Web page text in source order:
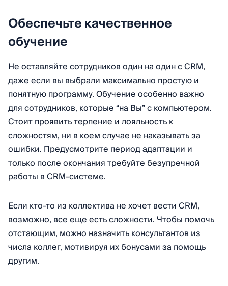
Обеспечьте качественное
обучение
Не оставляйте сотрудников один на один с CRM,
даже если вы выбрали максимально простую и
понятную программу. Обучение особенно важно
для сотрудников, которые “на Вы” с компьютером.
Стоит проявить терпение и лояльность к
сложностям, ни в коем случае не наказывать за
ошибки. Предусмотрите период адаптации и
только после окончания требуйте безупречной
работы в CRM-системе.
Если кто-то из коллектива не хочет вести CRM,
возможно, все еще есть сложности. Чтобы помочь
отстающим, можно назначить консультантов из
числа коллег, мотивируя их бонусами за помощь
другим.